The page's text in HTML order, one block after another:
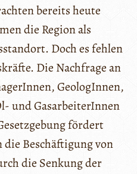
bereits heute
die Region als
Doch es fehlen
Die Nachfrage an
GeologInnen,
und GasarbeiterInnen
fördert
die Beschäftigung von
die Senkung der